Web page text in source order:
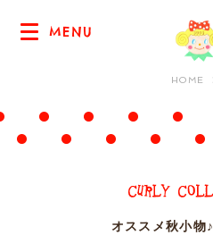
MENU
HOME
オススメ秋小物♪